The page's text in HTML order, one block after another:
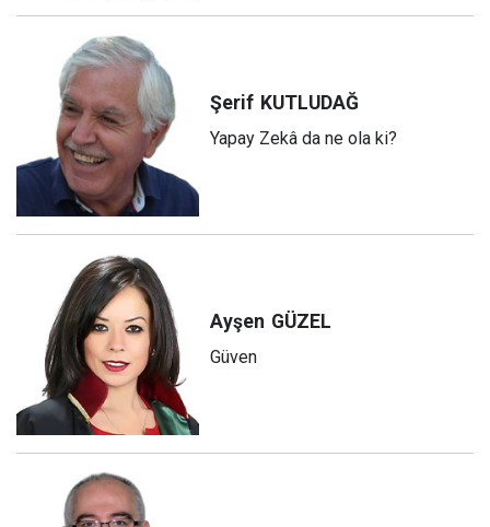
Şerif KUTLUDAĞ
Yapay Zekâ da ne ola ki?
Ayşen GÜZEL
Güven